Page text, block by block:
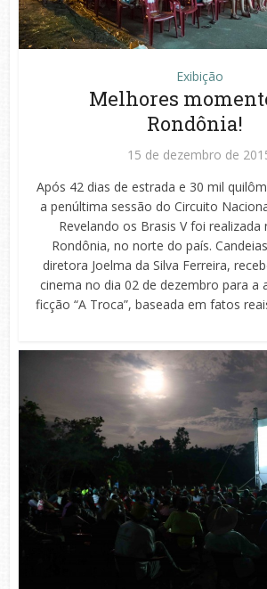
Exibição
Melhores
Rondônia!
15 de dezembro de
Após 42 dias de estrada e 30 mil
a penúltima sessão do Circuito
Revelando os Brasis V foi realizada
Rondônia, no norte do país.
diretora Joelma da Silva Ferreira,
cinema no dia 02 de dezembro para a
ficção “A Troca”, baseada em fatos